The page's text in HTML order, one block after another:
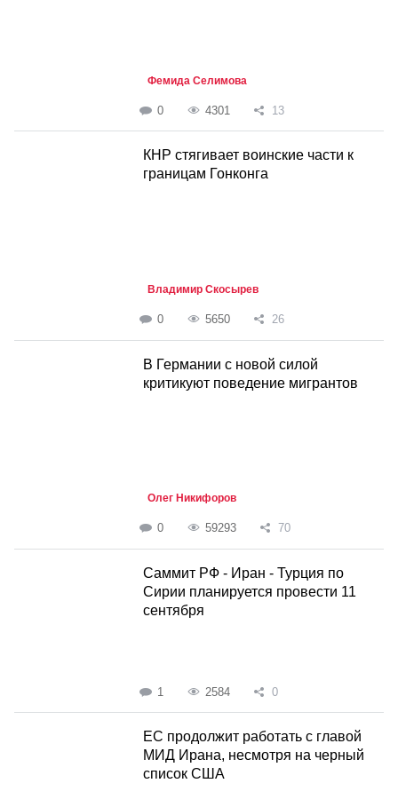
Фемида Селимова
0 4301 13
КНР стягивает воинские части к
границам Гонконга
Владимир Скосырев
0 5650 26
В Германии с новой силой
критикуют поведение мигрантов
Олег Никифоров
0 59293 70
Саммит РФ - Иран - Турция по
Сирии планируется провести 11
сентября
1 2584 0
ЕС продолжит работать с главой
МИД Ирана, несмотря на черный
список США